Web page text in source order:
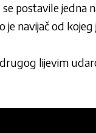
postavile jedna
navijač od kojeg
lijevim